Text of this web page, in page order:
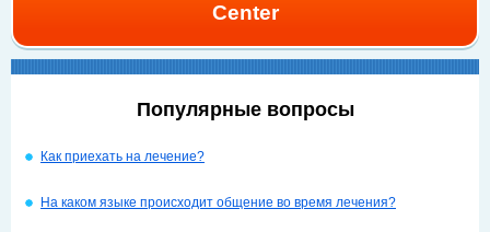
Center
Популярные вопросы
Как приехать на лечение?
На каком языке происходит общение во время лечения?